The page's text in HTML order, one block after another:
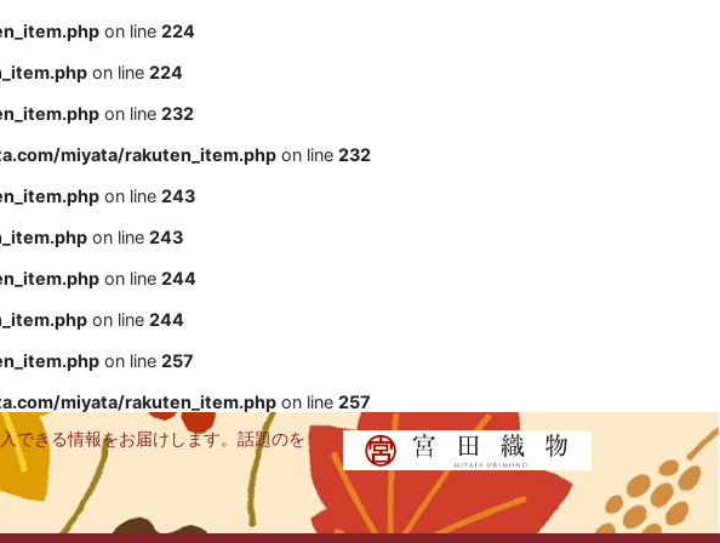
on line 224
on line 224
on line 232
miyata/rakuten_item.php on line 232
on line 243
on line 243
on line 244
on line 244
on line 257
miyata/rakuten_item.php on line 257
できる情報をお届けします。話題のを